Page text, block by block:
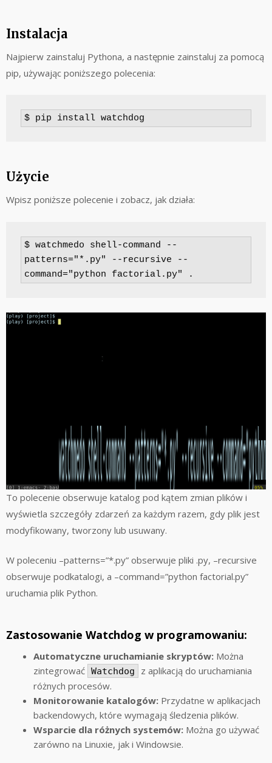
Instalacja
Najpierw zainstaluj Pythona, a następnie zainstaluj za pomocą
pip, używając poniższego polecenia:
$ pip install watchdog
Użycie
Wpisz poniższe polecenie i zobacz, jak działa:
$ watchmedo shell-command --
patterns="*.py" --recursive --
command="python factorial.py" .
To polecenie obserwuje katalog pod kątem zmian plików i
wyświetla szczegóły zdarzeń za każdym razem, gdy plik jest
modyfikowany, tworzony lub usuwany.
W poleceniu –patterns=”*.py” obserwuje pliki .py, –recursive
obserwuje podkatalogi, a –command=”python factorial.py”
uruchamia plik Python.
Zastosowanie Watchdog w programowaniu:
Automatyczne uruchamianie skryptów: Można
zintegrować Watchdog
z aplikacją do uruchamiania
różnych procesów.
Monitorowanie katalogów: Przydatne w aplikacjach
backendowych, które wymagają śledzenia plików.
Wsparcie dla różnych systemów: Można go używać
zarówno na Linuxie, jak i Windowsie.